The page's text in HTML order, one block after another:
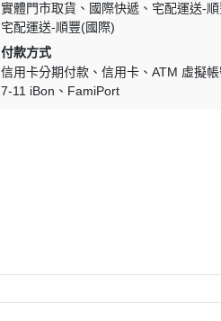
實體門市取貨
國際快遞
宅配運送-
宅配運送-順豐(國際)
付款方式
信用卡分期付款
信用卡 ATM 虛擬
7-11 iBon
FamiPort